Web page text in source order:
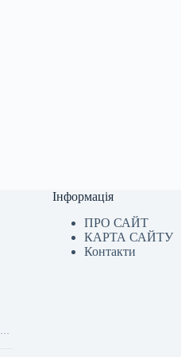
Інформація
ПРО САЙТ
КАРТА САЙТУ
Контакти